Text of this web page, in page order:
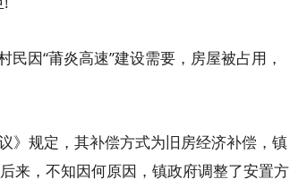
因“莆炎高速”建设需要，房屋被占用，
规定，其补偿方式为旧房经济补偿，镇
来，不知因何原因，镇政府调整了安置方